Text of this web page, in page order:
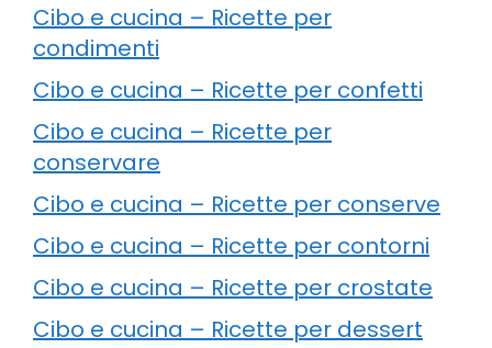
Cibo e cucina – Ricette per
condimenti
Cibo e cucina – Ricette per confetti
Cibo e cucina – Ricette per
conservare
Cibo e cucina – Ricette per conserve
Cibo e cucina – Ricette per contorni
Cibo e cucina – Ricette per crostate
Cibo e cucina – Ricette per dessert